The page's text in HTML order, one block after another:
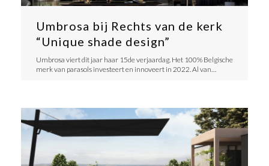
Umbrosa bij Rechts van de kerk
“Unique shade design”
Umbrosa viert dit jaar haar 15de verjaardag. Het 100% Belgische
merk van parasols investeert en innoveert in 2022. Al van…